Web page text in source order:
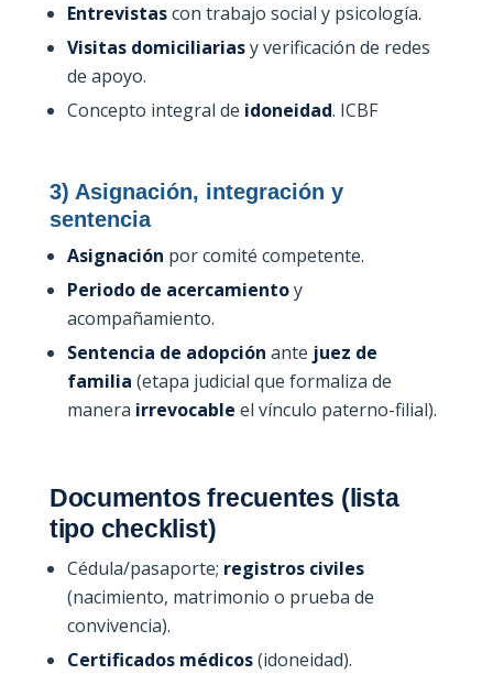
Entrevistascon trabajo social y psicología.
Visitas domiciliariasy verificación de redes
de apoyo.
Concepto integral de idoneidad. ICBF
3) Asignación, integración y
sentencia
Asignación por comité competente.
Periodo de acercamientoy
acompañamiento.
Sentencia de adopción ante juez de
familia (etapa judicial que formaliza de
manera irrevocable el vínculo paterno-filial).
Documentos frecuentes (lista
tipo checklist)
Cédula/pasaporte; registros civiles
(nacimiento, matrimonio o prueba de
convivencia).
Certificados médicos(idoneidad).